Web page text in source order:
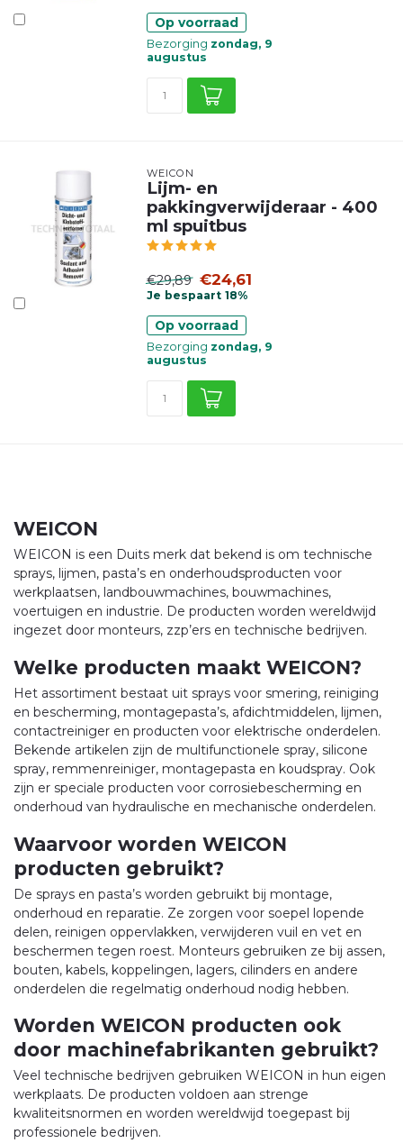
Op voorraad
Bezorging zondag, 9
augustus
WEICON
Lijm- en
pakkingverwijderaar - 400
ml spuitbus
€29,89 €24,61
Je bespaart 18%
Op voorraad
Bezorging zondag, 9
augustus
WEICON
WEICON is een Duits merk dat bekend is om technische
sprays, lijmen, pasta’s en onderhoudsproducten voor
werkplaatsen, landbouwmachines, bouwmachines,
voertuigen en industrie. De producten worden wereldwijd
ingezet door monteurs, zzp’ers en technische bedrijven.
Welke producten maakt WEICON?
Het assortiment bestaat uit sprays voor smering, reiniging
en bescherming, montagepasta’s, afdichtmiddelen, lijmen,
contactreiniger en producten voor elektrische onderdelen.
Bekende artikelen zijn de multifunctionele spray, silicone
spray, remmenreiniger, montagepasta en koudspray. Ook
zijn er speciale producten voor corrosiebescherming en
onderhoud van hydraulische en mechanische onderdelen.
Waarvoor worden WEICON
producten gebruikt?
De sprays en pasta’s worden gebruikt bij montage,
onderhoud en reparatie. Ze zorgen voor soepel lopende
delen, reinigen oppervlakken, verwijderen vuil en vet en
beschermen tegen roest. Monteurs gebruiken ze bij assen,
bouten, kabels, koppelingen, lagers, cilinders en andere
onderdelen die regelmatig onderhoud nodig hebben.
Worden WEICON producten ook
door machinefabrikanten gebruikt?
Veel technische bedrijven gebruiken WEICON in hun eigen
werkplaats. De producten voldoen aan strenge
kwaliteitsnormen en worden wereldwijd toegepast bij
professionele bedrijven.